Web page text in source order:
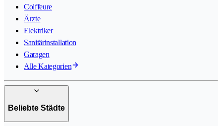
Coiffeure
Ärzte
Elektriker
Sanitärinstallation
Garagen
Alle Kategorien
Beliebte Städte